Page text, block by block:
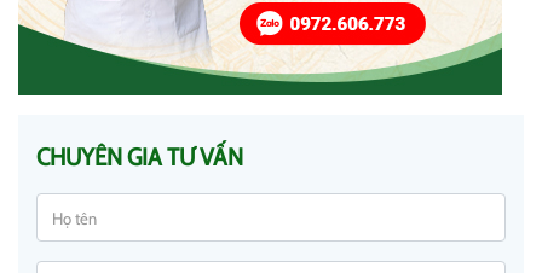
CHUYÊN GIA TƯ VẤN